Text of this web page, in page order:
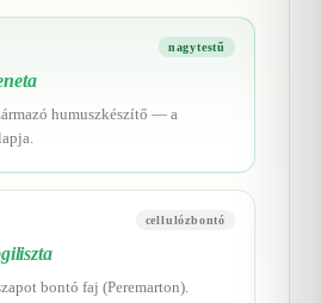
nagytestű
humuszkészítő — a
cellulózbontó
bontó faj (Peremarton).